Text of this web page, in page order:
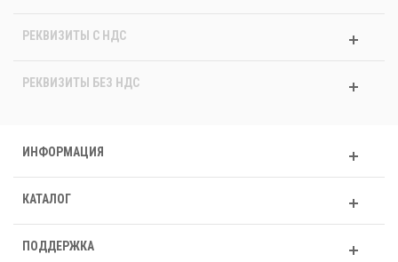
РЕКВИЗИТЫ C НДС
РЕКВИЗИТЫ БЕЗ НДС
ИНФОРМАЦИЯ
КАТАЛОГ
ПОДДЕРЖКА